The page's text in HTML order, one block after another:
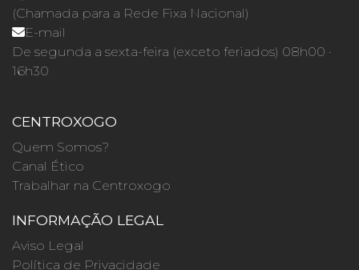
(Chamada para a Rede Fixa Nacional)
E-mail
De segunda a sexta-feira (exceto feriados) 08h00 ·
16h30
CENTROXOGO
Quem Somos?
Canal Ético
Trabalhar na Centroxogo
INFORMAÇÃO LEGAL
Aviso Legal
Política de Privacidade